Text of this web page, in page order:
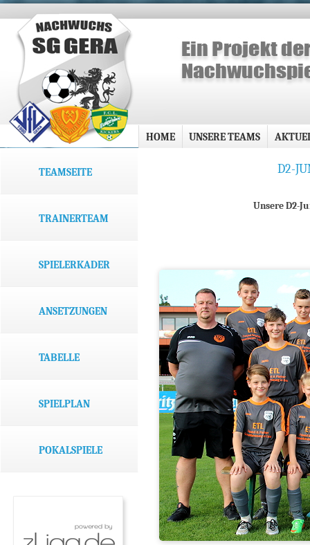
HOME UNSERE TEAMS
TEAMSEITE
TRAINERTEAM
SPIELERKADER
ANSETZUNGEN
TABELLE
SPIELPLAN
POKALSPIELE
D2-
Unsere D2-